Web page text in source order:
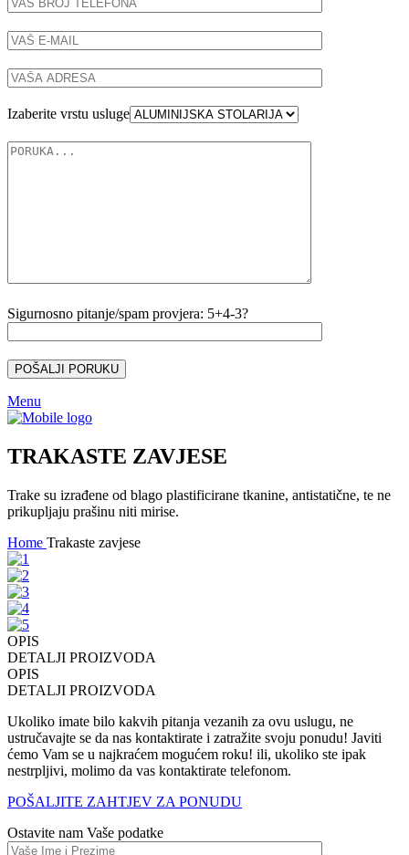
Izaberite vrstu usluge
Sigurnosno pitanje/spam provjera: 5+4-3?
Menu
TRAKASTE ZAVJESE
Trake su izrađene od blago plastificirane tkanine, antistatične, te ne
prikupljaju prašinu niti mirise.
Home Trakaste zavjese
OPIS
DETALJI PROIZVODA
OPIS
DETALJI PROIZVODA
Ukoliko imate bilo kakvih pitanja vezanih za ovu uslugu, ne
ustručavajte se da nas kontaktirate i zatražite svoju ponudu! Javiti
ćemo Vam se u najkraćem mogućem roku! ili, ukoliko ste ipak
nestrpljivi, molimo da vas kontaktirate telefonom.
POŠALJITE ZAHTJEV ZA PONUDU
Ostavite nam Vaše podatke